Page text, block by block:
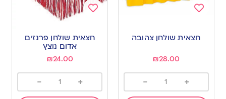
wishlist
חצאית שולחן צהובה
₪28.00
+
-
wishlist
חצאית שולחן פרנזים
אדום נוצץ
₪24.00
+
-